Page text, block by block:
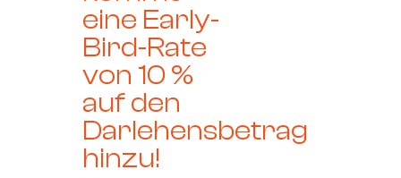
eine Early-
Bird-Rate
von 10 %
auf den
Darlehensbetrag
hinzu!